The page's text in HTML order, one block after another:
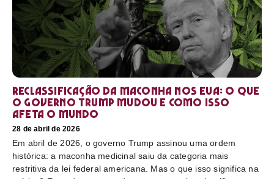
Reclassificação da maconha nos EUA: o que
o governo Trump mudou e como isso
afeta o mundo
28 de abril de 2026
Em abril de 2026, o governo Trump assinou uma ordem
histórica: a maconha medicinal saiu da categoria mais
restritiva da lei federal americana. Mas o que isso significa na